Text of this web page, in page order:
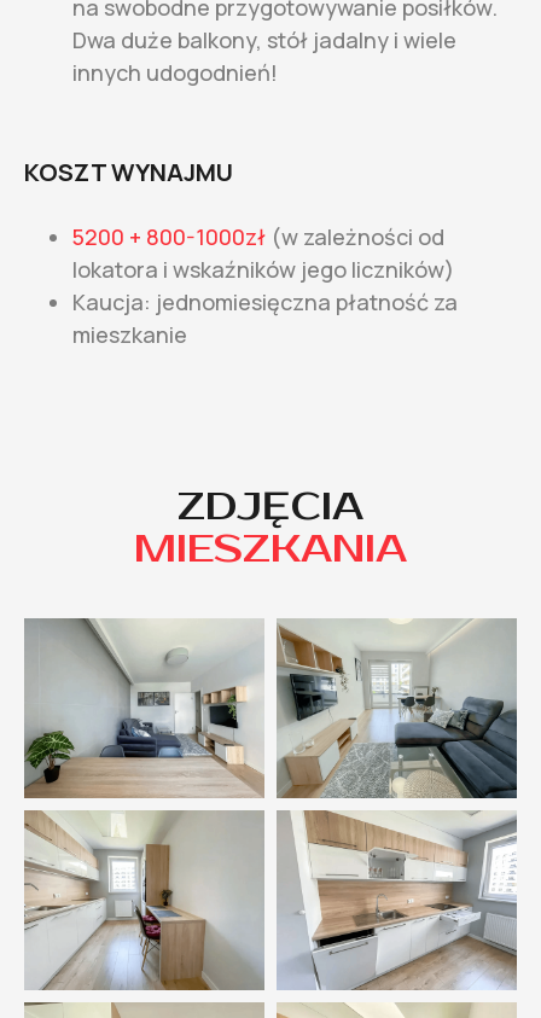
na swobodne przygotowywanie posiłków.
Dwa duże balkony, stół jadalny i wiele
innych udogodnień!
KOSZT WYNAJMU
5200 + 800-1000zł (w zależności od
lokatora i wskaźników jego liczników)
Kaucja: jednomiesięczna płatność za
mieszkanie
ZDJĘCIA
MIESZKANIA